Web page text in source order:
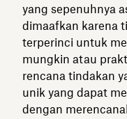
yang sepenuhnya
dimaafkan karena
terperinci untuk
mungkin atau
rencana tindakan
unik yang dapat
dengan